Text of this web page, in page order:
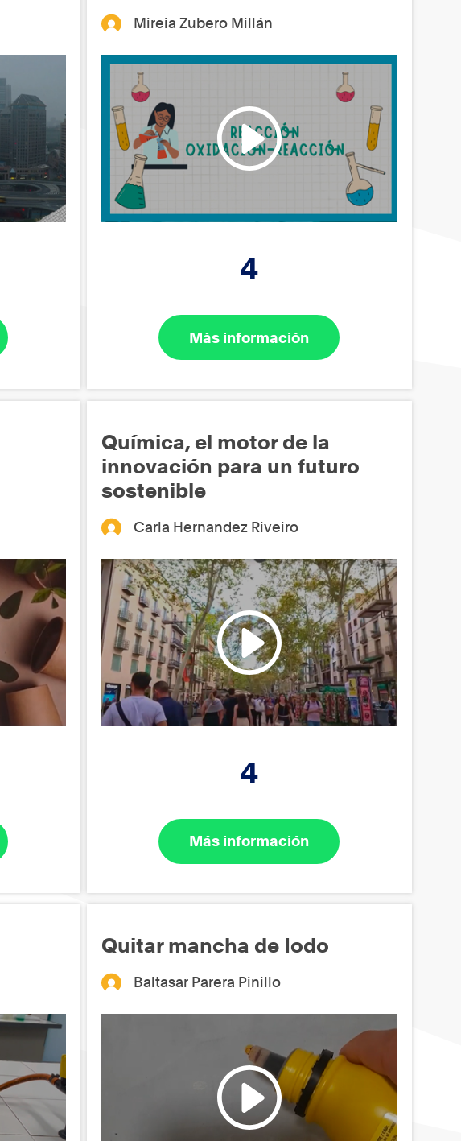
Mireia Zubero Millán
4
Más información
Química, el motor de la
innovación para un futuro
sostenible
Carla Hernandez Riveiro
4
Más información
Quitar mancha de Iodo
Baltasar Parera Pinillo